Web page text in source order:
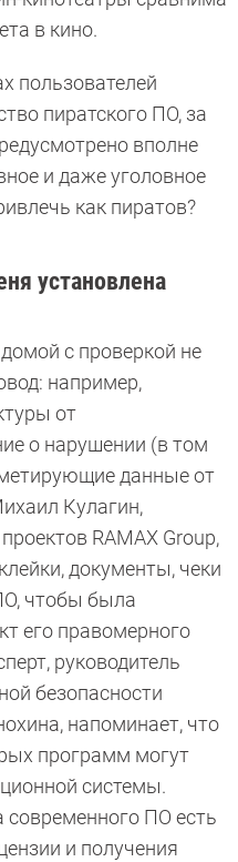
в кино.
пользователей
пиратского ПО, за
вполне
и даже уголовное
как пиратов?
установлена
с проверкой не
например,
от
о нарушении (в том
данные от
Кулагин,
RAMAX Group,
документы, чеки
чтобы была
его правомерного
руководитель
безопасности
напоминает, что
программ могут
системы.
современного ПО есть
и получения